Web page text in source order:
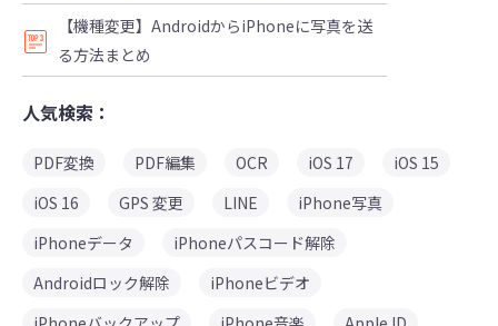
【機種変更】AndroidからiPhoneに写真を送
る方法まとめ
人気検索：
PDF変換 PDF編集 OCR iOS 17
iOS 15
iOS 16
GPS 変更 LINE
iPhone写真
iPhoneデータ
iPhoneパスコード解除
Androidロック解除
iPhoneビデオ